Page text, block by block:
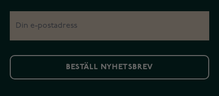
BESTÄLL NYHETSBREV